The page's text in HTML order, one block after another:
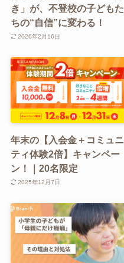
き」が、不登校の子どもた
ちの“自信”に変わる！
2026年2月16日
年末の【入会金＋コミュニ
ティ体験2倍】キャンペー
ン！｜20名限定
2025年12月7日